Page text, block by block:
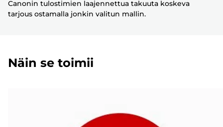
Canonin tulostimien laajennettua takuuta koskeva
tarjous ostamalla jonkin valitun mallin.
Näin se toimii